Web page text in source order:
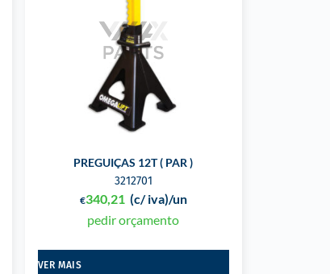
PREGUIÇAS 12T ( PAR )
3212701
€340,21 (c/ iva)/un
pedir orçamento
VER MAIS